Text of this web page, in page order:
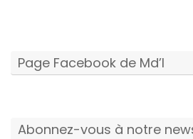
Page Facebook de Md’I
Abonnez-vous à notre